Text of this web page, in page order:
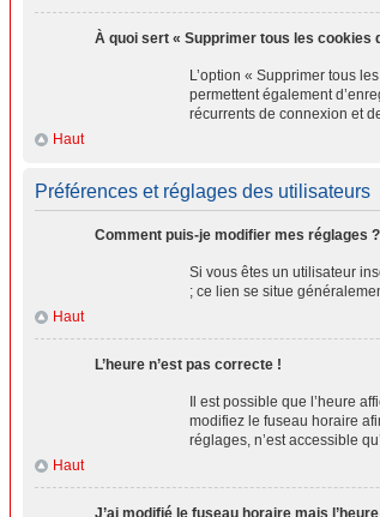
À quoi sert « Supprimer tous les cookies
L’option « Supprimer tous
permettent également
récurrents de connexion et
Haut
Préférences et réglages des utilisateurs
Comment puis-je modifier mes réglages ?
Si vous êtes un utilisateur
; ce lien se situe
Haut
L’heure n’est pas correcte !
Il est possible que l’heure
modifiez le fuseau horaire
réglages, n’est accessible
Haut
J’ai modifié le fuseau horaire mais